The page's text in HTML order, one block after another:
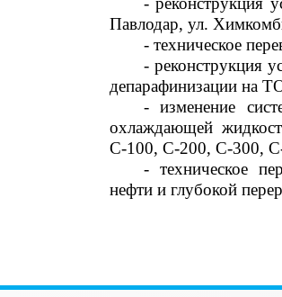
Павлодар, ул.
- техническое
- реконструкция
депарафинизации на
- изменение
охлаждающей
С-100, С-200, С-300,
- техническое
нефти и глубокой